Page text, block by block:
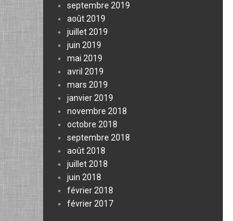
septembre 2019
août 2019
juillet 2019
juin 2019
mai 2019
avril 2019
mars 2019
janvier 2019
novembre 2018
octobre 2018
septembre 2018
août 2018
juillet 2018
juin 2018
février 2018
février 2017